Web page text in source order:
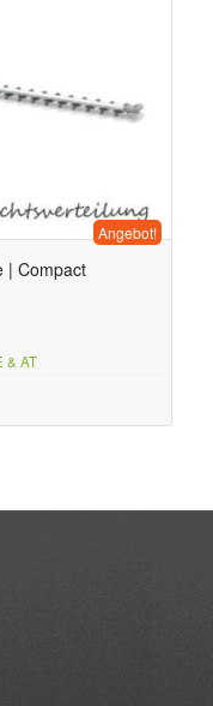
| Compact
Angebot!
& AT